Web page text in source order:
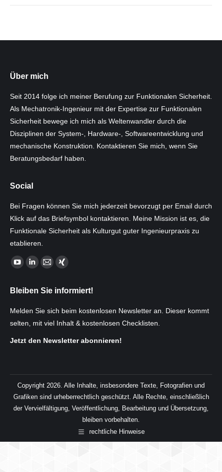
Über mich
Seit 2014 folge ich meiner Berufung zur Funktionalen Sicherheit.
Als Mechatronik-Ingenieur mit der Expertise zur Funktionalen
Sicherheit bewege ich mich als Weltenwandler durch die
Disziplinen der System-, Hardware-, Softwareentwicklung und
mechanische Konstruktion. Kontaktieren Sie mich, wenn Sie
Beratungsbedarf haben.
Social
Bei Fragen können Sie mich jederzeit bevorzugt per Email durch
Klick auf das Briefsymbol kontaktieren. Meine Mission ist es, die
Funktionale Sicherheit als Kulturgut guter Ingenieurpraxis zu
etablieren.
Finden Sie uns auf:
YouTube
opens
in
new
Linkedin
opens
in
new
E-
page
opens
in
window
XING
opens
in
new
Bleiben Sie informiert!
Melden Sie sich beim kostenlosen Newsletter an. Dieser kommt
selten, mit viel Inhalt & kostenlosen Checklisten.
Jetzt den Newsletter abonnieren!
Copyright 2026. Alle Inhalte, insbesondere Texte, Fotografien und
Grafiken sind urheberrechtlich geschützt. Alle Rechte, einschließlich
der Vervielfältigung, Veröffentlichung, Bearbeitung und Übersetzung,
bleiben vorbehalten.
rechtliche Hinweise